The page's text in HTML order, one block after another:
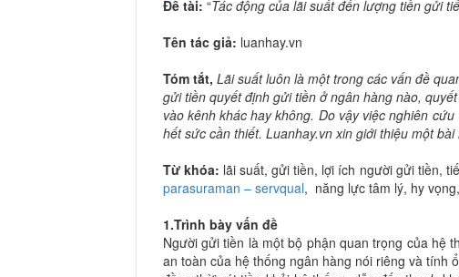
Đề tài: “Tác động của lãi suất đến lượng tiền gửi
Tên tác giả: luanhay.vn
Tóm tắt, Lãi suất luôn là một trong các vấn đề
gửi tiền quyết định gửi tiền ở ngân hàng nào,
vào kênh khác hay không. Do vậy việc nghiên
hết sức cần thiết. Luanhay.vn xin giới thiệu một
Từ khóa: lãi suất, gửi tiền, lợi ích người gửi tiền,
parasuraman – servqual, năng lực tâm lý, hy
1.Trình bày vấn đề
Người gửi tiền là một bộ phận quan trọng của hệ
an toàn của hệ thống ngân hàng nói riêng và tính